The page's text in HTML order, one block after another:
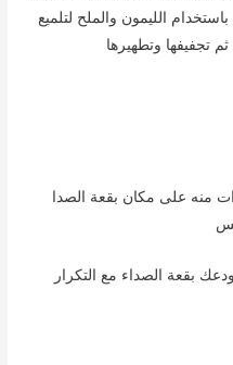
الليمون والملح لتلميع
تجفيفها وتطهيرها
منه على مكان بقعة الصدا
بقعة الصداء مع التكرار